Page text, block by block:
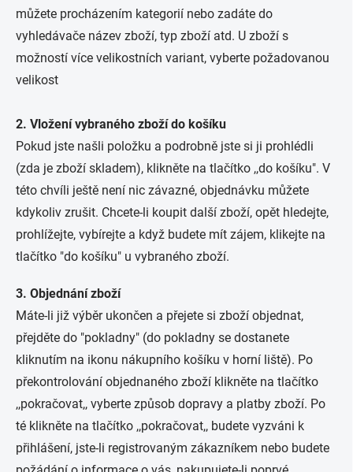
můžete procházením kategorií nebo zadáte do
vyhledávače název zboží, typ zboží atd. U zboží s
možností více velikostních variant, vyberte požadovanou
velikost
2. Vložení vybraného zboží do košíku
Pokud jste našli položku a podrobně jste si ji prohlédli
(zda je zboží skladem), klikněte na tlačítko ,,do košíku". V
této chvíli ještě není nic závazné, objednávku můžete
kdykoliv zrušit. Chcete-li koupit další zboží, opět hledejte,
prohlížejte, vybírejte a když budete mít zájem, klikejte na
tlačítko "do košíku" u vybraného zboží.
3. Objednání zboží
Máte-li již výběr ukončen a přejete si zboží objednat,
přejděte do "pokladny" (do pokladny se dostanete
kliknutím na ikonu nákupního košíku v horní liště). Po
překontrolování objednaného zboží klikněte na tlačítko
,,pokračovat,, vyberte způsob dopravy a platby zboží. Po
té klikněte na tlačítko ,,pokračovat,, budete vyzváni k
přihlášení, jste-li registrovaným zákazníkem nebo budete